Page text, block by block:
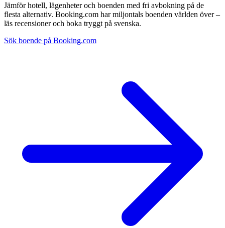
Jämför hotell, lägenheter och boenden med fri avbokning på de
flesta alternativ. Booking.com har miljontals boenden världen över –
läs recensioner och boka tryggt på svenska.
Sök boende på Booking.com